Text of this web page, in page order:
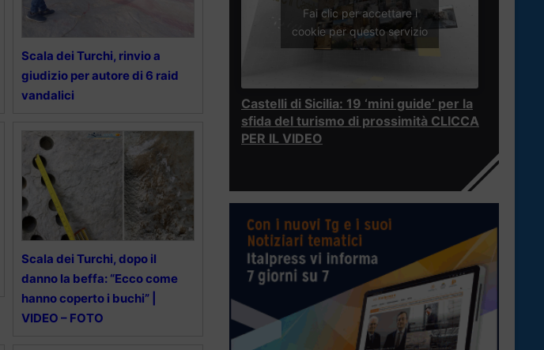
Scala dei Turchi, rinvio a
giudizio per autore di 6 raid
vandalici
Scala dei Turchi, dopo il
danno la beffa: “Ecco come
hanno coperto i buchi” |
VIDEO – FOTO
Fai clic per accettare i
cookie per questo servizio
Castelli di Sicilia: 19 ‘mini guide’ per la
sfida del turismo di prossimità CLICCA
PER IL VIDEO